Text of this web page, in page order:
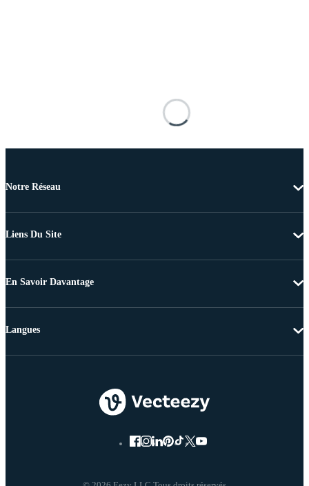
Notre Réseau
Liens Du Site
En Savoir Davantage
Langues